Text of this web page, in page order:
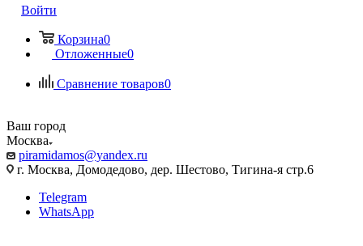
Войти
Корзина0
Отложенные0
Сравнение товаров0
Ваш город
Москва
piramidamos@yandex.ru
г. Москва, Домодедово, дер. Шестово, Тигина-я стр.6
Telegram
WhatsApp